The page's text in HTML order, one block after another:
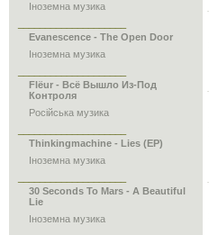
Іноземна музика
Evanescence - The Open Door
Іноземна музика
Flёur - Всё Вышло Из-Под
Контроля
Російська музика
Thinkingmachine - Lies (EP)
Іноземна музика
30 Seconds To Mars - A Beautiful
Lie
Іноземна музика